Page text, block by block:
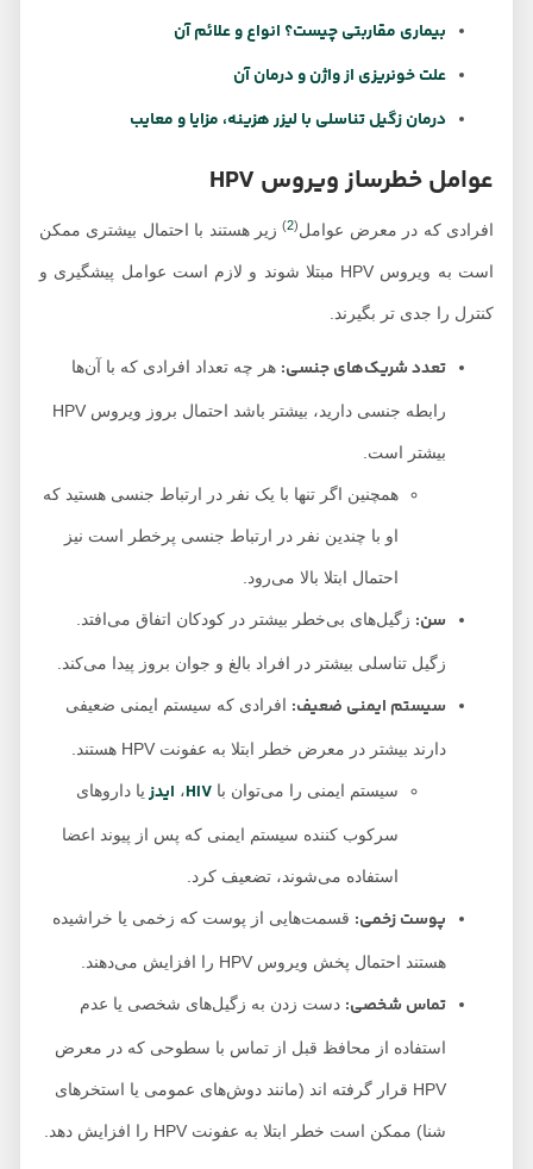
بیماری مقاربتی چیست؟ انواع و علائم آن
علت خونریزی از واژن و درمان آن
درمان زگیل تناسلی با لیزر هزینه، مزایا و معایب
عوامل خطرساز ویروس HPV
افرادی که در معرض عوامل 2) زیر هستند با احتمال بیشتری ممکن
است به ویروس HPV مبتلا شوند و لازم است عوامل پیشگیری و
کنترل را جدی تر بگیرند.
تعدد شریک‌های جنسی:هر چه تعداد افرادی که با آن‌ها
رابطه جنسی دارید، بیشتر باشد احتمال بروز ویروس HPV
بیشتر است.
همچنین اگر تنها با یک نفر در ارتباط جنسی هستید که
او با چندین نفر در ارتباط جنسی پرخطر است نیز
احتمال ابتلا بالا می‌رود.
سن: زگیل‌های بی‌خطر بیشتر در کودکان اتفاق می‌افتد.
زگیل تناسلی بیشتر در افراد بالغ و جوان بروز پیدا می‌کند.
سیستم ایمنی ضعیف:افرادی که سیستم ایمنی ضعیفی
دارند بیشتر در معرض خطر ابتلا به عفونت HPV هستند.
سیستم ایمنی را می‌توان باHIV،ایدز یا داروهای
سرکوب کننده سیستم ایمنی که پس از پیوند اعضا
استفاده می‌شوند، تضعیف کرد.
پوست زخمی:قسمت‌هایی از پوست که زخمی یا خراشیده
هستند احتمال پخش ویروس HPV را افزایش می‌دهند.
تماس شخصی:دست زدن به زگیل‌های شخصی یا عدم
استفاده از محافظ قبل از تماس با سطوحی که در معرض
HPV قرار گرفته اند (مانند دوش‌های عمومی یا استخرهای
شنا) ممکن است خطر ابتلا به عفونت HPV را افزایش دهد.